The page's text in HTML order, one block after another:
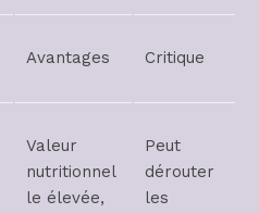
Avantages Critique
Valeur
nutritionnel
le élevée,
Peut
dérouter
les